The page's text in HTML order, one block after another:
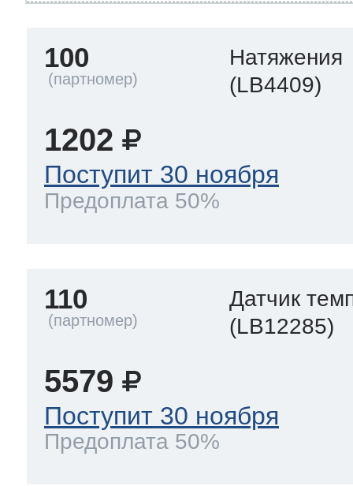
100
Натяжения
(LB4409)
1202
Поступит 30 ноября
Предоплата 50%
110
Датчик
(LB12285)
5579
Поступит 30 ноября
Предоплата 50%